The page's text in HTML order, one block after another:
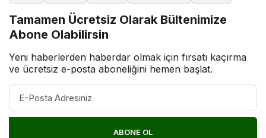
Tamamen Ücretsiz Olarak Bültenimize
Abone Olabilirsin
Yeni haberlerden haberdar olmak için fırsatı kaçırma
ve ücretsiz e-posta aboneliğini hemen başlat.
ABONE OL